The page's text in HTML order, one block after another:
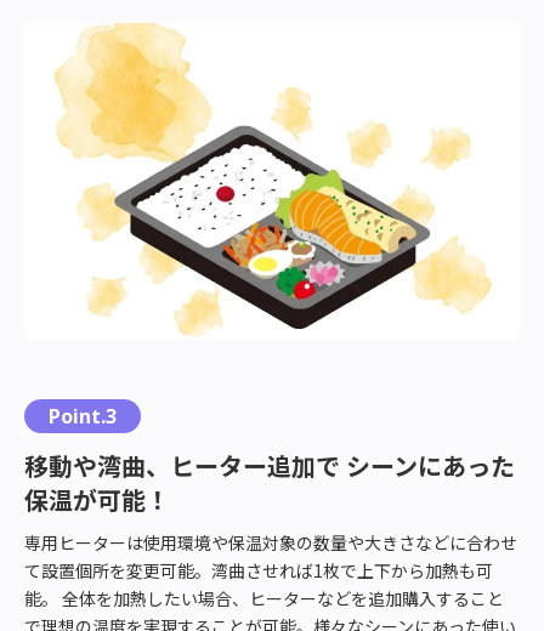
Point.3
移動や湾曲、ヒーター追加で シーンにあった
保温が可能！
専用ヒーターは使用環境や保温対象の数量や大きさなどに合わせ
て設置個所を変更可能。湾曲させれば1枚で上下から加熱も可
能。 全体を加熱したい場合、ヒーターなどを追加購入すること
で理想の温度を実現することが可能。様々なシーンにあった使い